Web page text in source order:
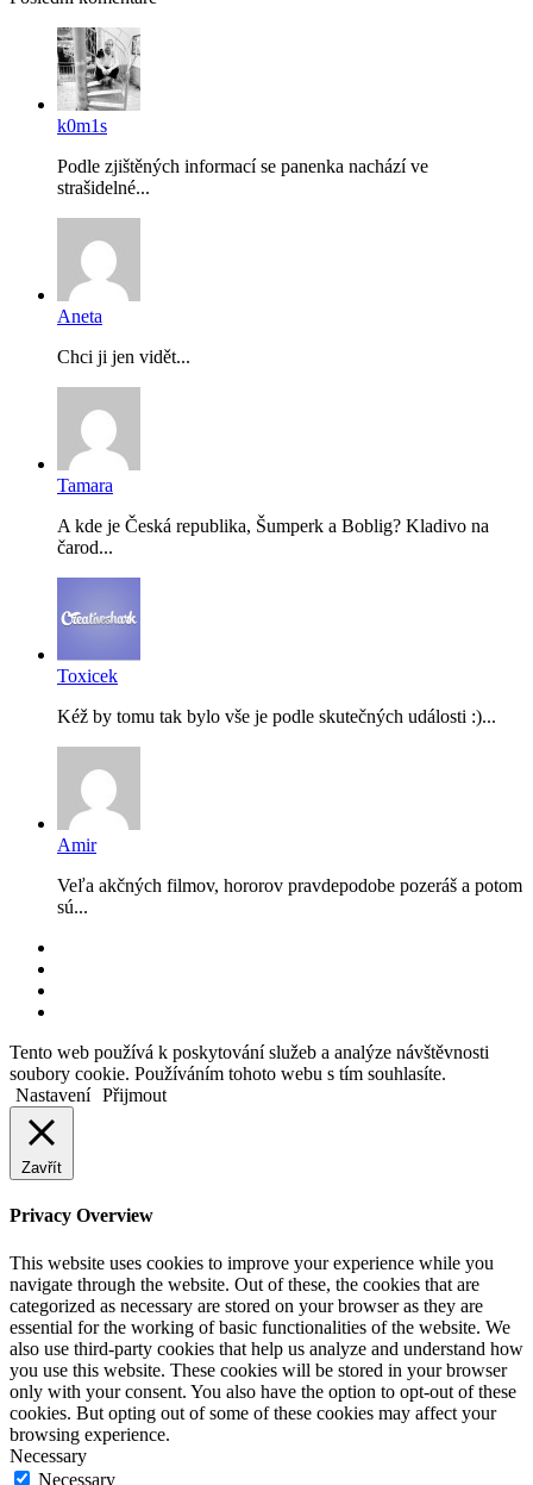
k0m1s
Podle zjištěných informací se panenka nachází ve
strašidelné...
Aneta
Chci ji jen vidět...
Tamara
A kde je Česká republika, Šumperk a Boblig? Kladivo na
čarod...
Toxicek
Kéž by tomu tak bylo vše je podle skutečných události :)...
Amir
Veľa akčných filmov, hororov pravdepodobe pozeráš a potom
sú...
Back
to
top
button
Tento web používá k poskytování služeb a analýze návštěvnosti
soubory cookie. Používáním tohoto webu s tím souhlasíte.
Nastavení Přijmout
Zavřít
Privacy Overview
This website uses cookies to improve your experience while you
navigate through the website. Out of these, the cookies that are
categorized as necessary are stored on your browser as they are
essential for the working of basic functionalities of the website. We
also use third-party cookies that help us analyze and understand how
you use this website. These cookies will be stored in your browser
only with your consent. You also have the option to opt-out of these
cookies. But opting out of some of these cookies may affect your
browsing experience.
Necessary
Necessary